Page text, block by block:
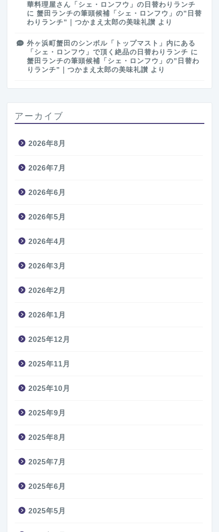
華料理屋さん「シェ・ロンフウ」の日替わりランチ
に 蟹田ランチの筆頭候補「シェ・ロンフウ」の”日替
わりランチ”｜つかまえ太郎の美味礼讃 より
外ヶ浜町蟹田のシンボル「トップマスト」内にある
「シェ・ロンフウ」で頂く絶品の日替わりランチ に
蟹田ランチの筆頭候補「シェ・ロンフウ」の”日替わ
りランチ”｜つかまえ太郎の美味礼讃 より
アーカイブ
2026年8月
2026年7月
2026年6月
2026年5月
2026年4月
2026年3月
2026年2月
2026年1月
2025年12月
2025年11月
2025年10月
2025年9月
2025年8月
2025年7月
2025年6月
2025年5月